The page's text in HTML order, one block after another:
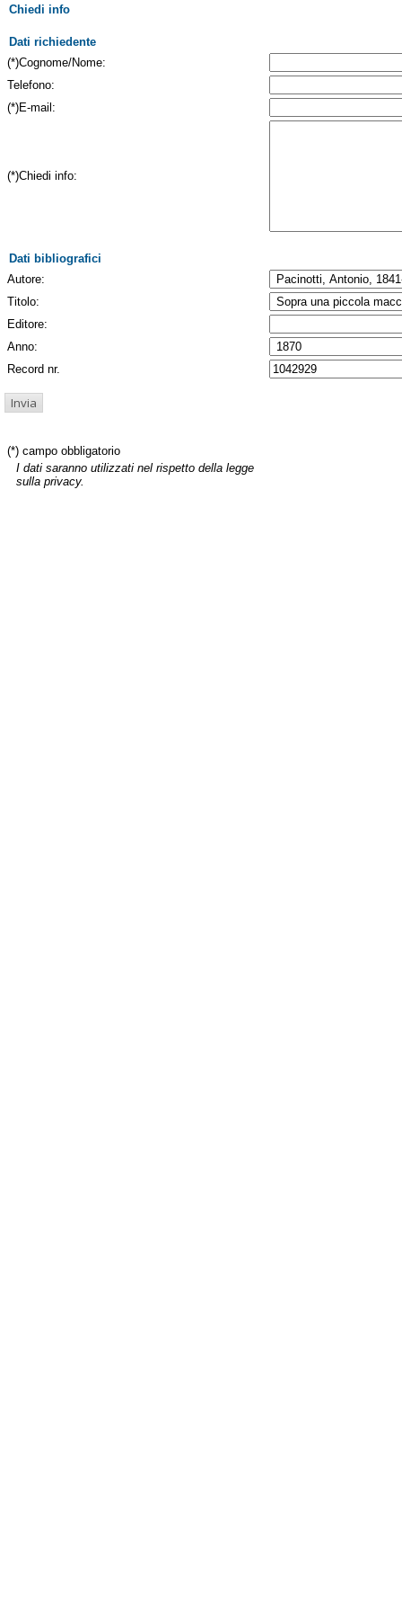
Chiedi info
Dati richiedente
(*)Cognome/Nome:
Telefono:
(*)E-mail:
(*)Chiedi info:
Dati bibliografici
Autore:
Titolo:
Editore:
Anno:
Record nr.
(*) campo obbligatorio
I dati saranno utilizzati nel rispetto della legge
sulla privacy.